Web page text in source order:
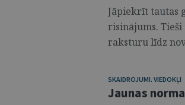
Jāpiekrīt tautas
risinājums.
raksturu līdz
SKAIDROJUMI. VIEDOKĻI
Jaunas